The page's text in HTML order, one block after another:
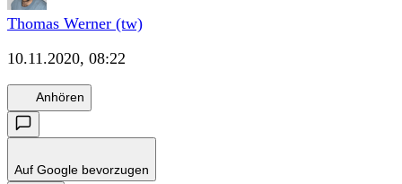
Thomas Werner (tw)
10.11.2020, 08:22
Anhören
Auf Google bevorzugen